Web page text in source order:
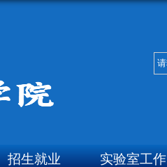
招生就业 实验室工作